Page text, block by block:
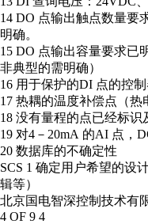
14 DO 点输出触点数量要
明确。
15 DO 点输出容量要求已
非典型的需明确）
16 用于保护的DI 点的控
17 热耦的温度补偿点（热
18 没有量程的点已经标识
19 对4－20mA 的AI 点，
20 数据库的不确定性
SCS 1 确定用户希望的设
辑等）
北京国电智深控制技术有
4 OF 9 4